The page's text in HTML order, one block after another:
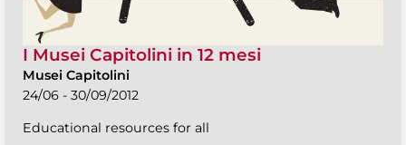
I Musei Capitolini in 12 mesi
Musei Capitolini
24/06 - 30/09/2012
Educational resources for all